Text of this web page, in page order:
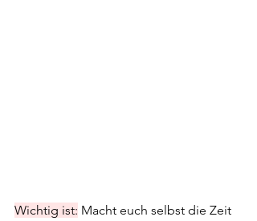
Wichtig ist: Macht euch selbst die Zeit